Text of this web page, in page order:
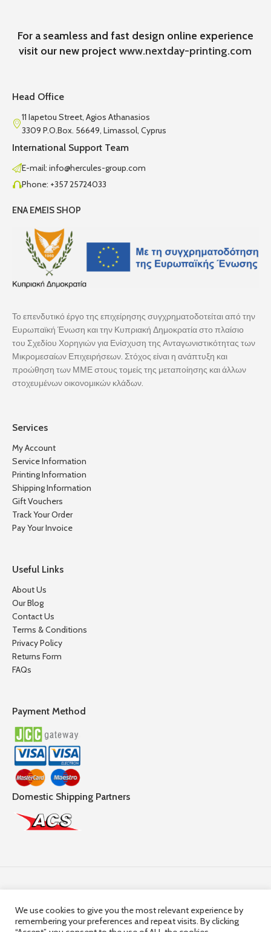
For a seamless and fast design online experience
visit our new projectwww.nextday-printing.com
Head Office
11 Iapetou Street, Agios Athanasios
3309 P.O.Box. 56649, Limassol, Cyprus
International Support Team
E-mail: info@hercules-group.com
Phone: +357 25724033
ENA EMEIS SHOP
Το επενδυτικό έργο της επιχείρησης συγχρηματοδοτείται από την
Ευρωπαϊκή Ένωση και την Κυπριακή Δημοκρατία στο πλαίσιο
του Σχεδίου Χορηγιών για Ενίσχυση της Ανταγωνιστικότητας των
Μικρομεσαίων Επιχειρήσεων. Στόχος είναι η ανάπτυξη και
προώθηση των ΜΜΕ στους τομείς της μεταποίησης και άλλων
στοχευμένων οικονομικών κλάδων.
Services
My Account
Service Information
Printing Information
Shipping Information
Gift Vouchers
Track Your Order
Pay Your Invoice
Useful Links
About Us
Our Blog
Contact Us
Terms & Conditions
Privacy Policy
Returns Form
FAQs
Payment Method
Domestic Shipping Partners
© 2025,Hercules Group| Company Registration number:
We use cookies to give you the most relevant experience by
remembering your preferences and repeat visits. By clicking